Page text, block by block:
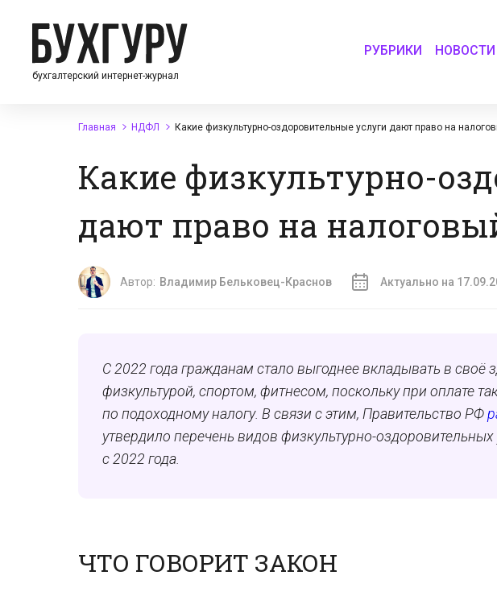
бухгалтерский интернет-журнал
РУБРИКИ НОВОСТИ
Главная НДФЛ Какие физкультурно-оздоровительные услуги дают право на
Какие физкультурно-
дают право на
Автор: Владимир Бельковец-Краснов Актуально на
С 2022 года гражданам стало выгоднее вкладывать в своё
физкультурой, спортом, фитнесом, поскольку при оплате
по подоходному налогу. В связи с этим, Правительство РФ
утвердило перечень видов физкультурно-
с 2022 года.
ЧТО ГОВОРИТ ЗАКОН